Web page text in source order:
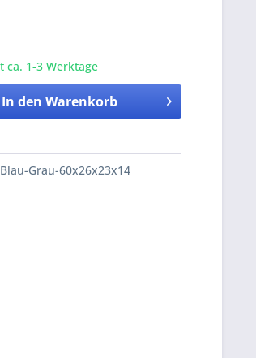
ca. 1-3 Werktage
In den Warenkorb
Grau-60x26x23x14